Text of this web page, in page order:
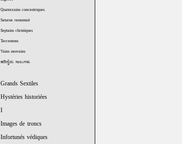
Quatorzains concentriques
Saturne remontait
Septains christiques
Tercentons
Vains neuvains
ಹದಿನೈದು ಸಾಲುಗಳು
Grands Sextiles
Hystéries historiées
I
Images de troncs
Infortunés védiques